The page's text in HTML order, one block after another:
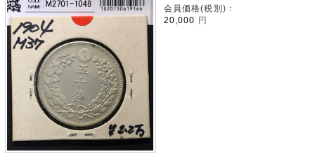
会員価格(税別)：
20,000 円